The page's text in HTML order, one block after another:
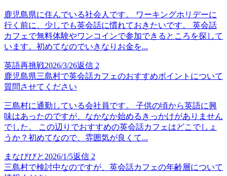
鹿児島県に住んでいる社会人です。 ワーキングホリデーに
行く前に、少しでも英会話に慣れておきたいです。 英会話
カフェで無料体験やワンコインで参加できるところを探して
います。初めてなのでいきなりお金を...
英語再挑戦2026/3/26返信 2
鹿児島県三島村で英会話カフェのおすすめポイントについて
質問させてください
三島村に通勤している会社員です。 子供の頃から英語に興
味はあったのですが、なかなか始めるきっかけがありません
でした。 この辺りでおすすめの英会話カフェはどこでしょ
うか？初めてなので、雰囲気が良くて...
まなびびと 2026/1/5返信 2
三島村で検討中なのですが、英会話カフェの年齢層について